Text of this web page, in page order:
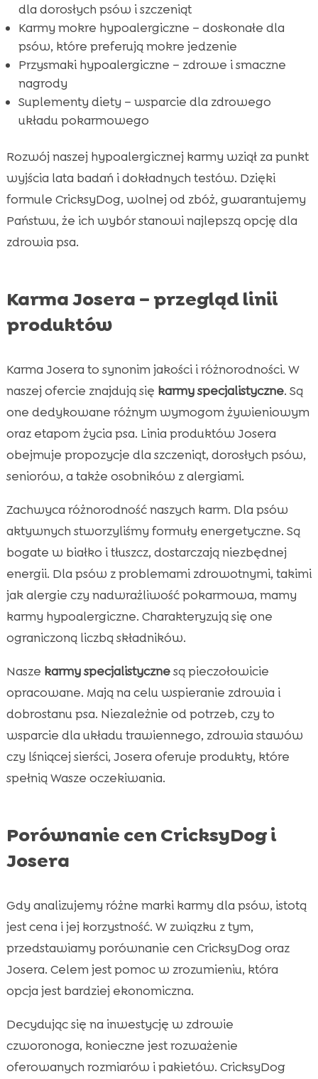
dla dorosłych psów i szczeniąt
Karmy mokre hypoalergiczne – doskonałe dla
psów, które preferują mokre jedzenie
Przysmaki hypoalergiczne – zdrowe i smaczne
nagrody
Suplementy diety – wsparcie dla zdrowego
układu pokarmowego
Rozwój naszej hypoalergicznej karmy wziął za punkt
wyjścia lata badań i dokładnych testów. Dzięki
formule CricksyDog, wolnej od zbóż, gwarantujemy
Państwu, że ich wybór stanowi najlepszą opcję dla
zdrowia psa.
Karma Josera – przegląd linii
produktów
Karma Josera to synonim jakości i różnorodności. W
naszej ofercie znajdują się karmy specjalistyczne. Są
one dedykowane różnym wymogom żywieniowym
oraz etapom życia psa. Linia produktów Josera
obejmuje propozycje dla szczeniąt, dorosłych psów,
seniorów, a także osobników z alergiami.
Zachwyca różnorodność naszych karm. Dla psów
aktywnych stworzyliśmy formuły energetyczne. Są
bogate w białko i tłuszcz, dostarczają niezbędnej
energii. Dla psów z problemami zdrowotnymi, takimi
jak alergie czy nadwrażliwość pokarmowa, mamy
karmy hypoalergiczne. Charakteryzują się one
ograniczoną liczbą składników.
Nasze karmy specjalistycznesą pieczołowicie
opracowane. Mają na celu wspieranie zdrowia i
dobrostanu psa. Niezależnie od potrzeb, czy to
wsparcie dla układu trawiennego, zdrowia stawów
czy lśniącej sierści, Josera oferuje produkty, które
spełnią Wasze oczekiwania.
Porównanie cen CricksyDog i
Josera
Gdy analizujemy różne marki karmy dla psów, istotą
jest cena i jej korzystność. W związku z tym,
przedstawiamy porównanie cen CricksyDog oraz
Josera. Celem jest pomoc w zrozumieniu, która
opcja jest bardziej ekonomiczna.
Decydując się na inwestycję w zdrowie
czworonoga, konieczne jest rozważenie
oferowanych rozmiarów i pakietów. CricksyDog